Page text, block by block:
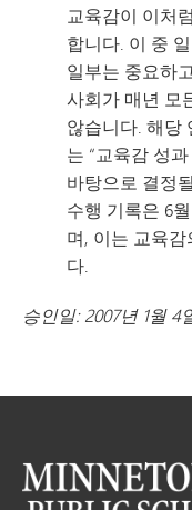
교육감이 이처
합니다. 이 중
일부는 중요하
사회가 매년 모
않습니다. 해당
는 “교육감 성
바탕으로 결정
수행 기록은 6
며, 이는 교육
다.
승인일: 2007년 1월 4